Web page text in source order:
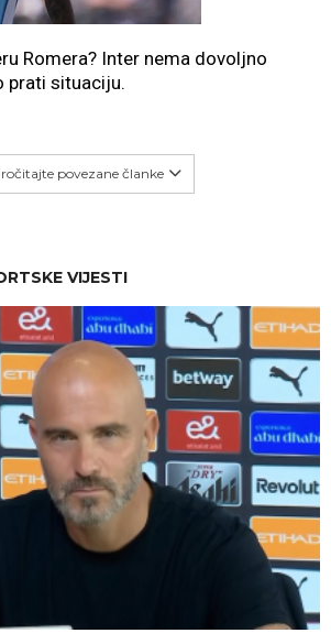
Romera? Inter nema dovoljno
prati situaciju.
povezane članke
VIJESTI